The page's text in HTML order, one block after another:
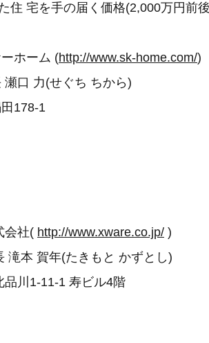
住 宅を手の届く価格(2,000万円前
ホーム (http://www.sk-home.com/)
口 力(せぐち ちから)
178-1
会社( http://www.xware.co.jp/ )
滝本 賀年(たきもと かずとし)
品川1-11-1 寿ビル4階